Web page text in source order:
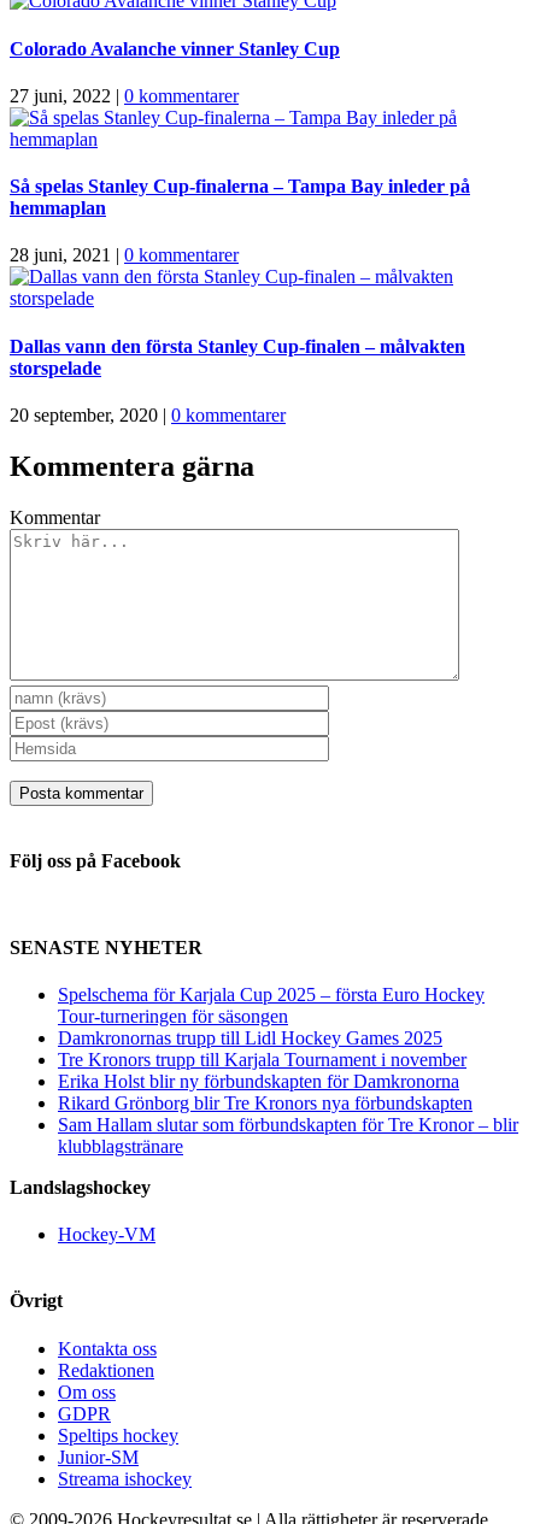
Colorado Avalanche vinner Stanley Cup
27 juni, 2022 | 0 kommentarer
Så spelas Stanley Cup-finalerna – Tampa Bay inleder på
hemmaplan
28 juni, 2021 0 kommentarer
Dallas vann den första Stanley Cup-finalen – målvakten
storspelade
20 september, 2020 | 0 kommentarer
Kommentera gärna
Kommentar
Följ oss på Facebook
SENASTE NYHETER
Spelschema för Karjala Cup 2025 – första Euro Hockey
Tour-turneringen för säsongen
Damkronornas trupp till Lidl Hockey Games 2025
Tre Kronors trupp till Karjala Tournament i november
Erika Holst blir ny förbundskapten för Damkronorna
Rikard Grönborg blir Tre Kronors nya förbundskapten
Sam Hallam slutar som förbundskapten för Tre Kronor – blir
klubblagstränare
Landslagshockey
Hockey-VM
Övrigt
Kontakta oss
Redaktionen
Om oss
GDPR
Speltips hockey
Junior-SM
Streama ishockey
© 2009-2026 Hockeyresultat.se | Alla rättigheter är reserverade.